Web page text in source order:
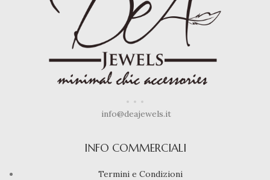
info@deajewels.it
INFO COMMERCIALI
Termini e Condizioni